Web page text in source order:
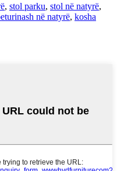
, stol parku, stol në natyrë,
në natyrë, kosha